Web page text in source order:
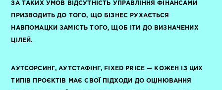
ЗА ТАКИХ УМОВ ВІДСУТНІСТЬ УПРАВЛІННЯ ФІНАНСАМИ
ПРИЗВОДИТЬ ДО ТОГО, ЩО БІЗНЕС РУХАЄТЬСЯ
НАВПОМАЦКИ ЗАМІСТЬ ТОГО, ЩОБ ІТИ ДО ВИЗНАЧЕНИХ
ЦІЛЕЙ.
АУТСОРСИНГ, АУТСТАФІНГ, FIXED PRICE — КОЖЕН ІЗ ЦИХ
ТИПІВ ПРОЄКТІВ МАЄ СВОЇ ПІДХОДИ ДО ОЦІНЮВАННЯ